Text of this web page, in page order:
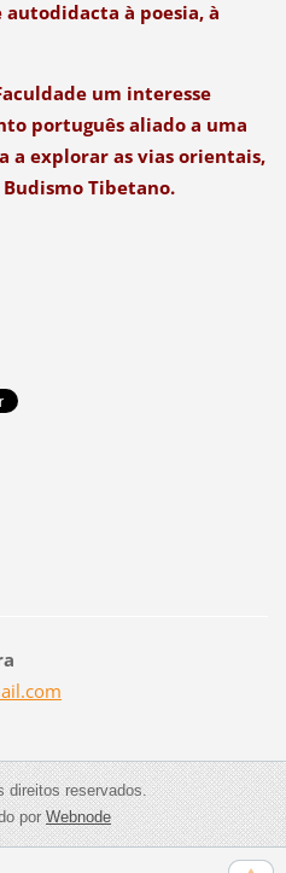
à poesia, à
um interesse
português aliado a uma
a explorar as vias orientais,
Tibetano.
ail.com
direitos reservados.
porWebnode